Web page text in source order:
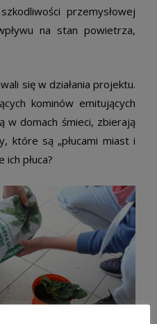
przemysłowej
na stan powietrza,
się w działania projektu.
kominów emitujących
w domach śmieci, zbierają
które są „płucami miast i
płuca?